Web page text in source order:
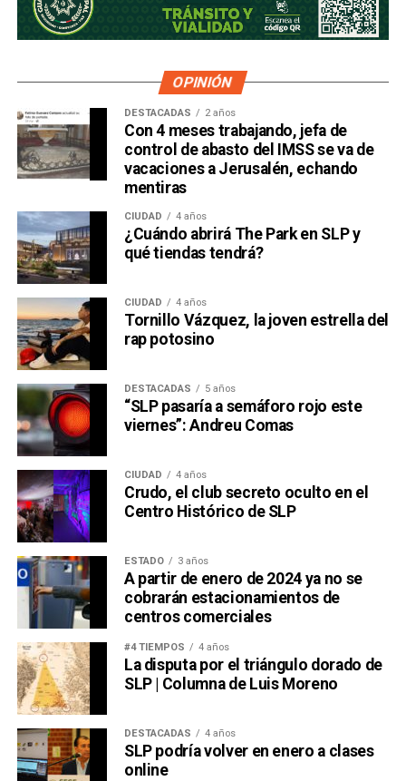
OPINIÓN
DESTACADAS 2 años
Con 4 meses trabajando, jefa de
control de abasto del IMSS se va de
vacaciones a Jerusalén, echando
mentiras
CIUDAD 4 años
¿Cuándo abrirá The Park en SLP y
qué tiendas tendrá?
CIUDAD 4 años
Tornillo Vázquez, la joven estrella del
rap potosino
DESTACADAS 5 años
“SLP pasaría a semáforo rojo este
viernes”: Andreu Comas
CIUDAD 4 años
Crudo, el club secreto oculto en el
Centro Histórico de SLP
ESTADO 3 años
A partir de enero de 2024 ya no se
cobrarán estacionamientos de
centros comerciales
#4 TIEMPOS 4 años
La disputa por el triángulo dorado de
SLP | Columna de Luis Moreno
DESTACADAS 4 años
SLP podría volver en enero a clases
online